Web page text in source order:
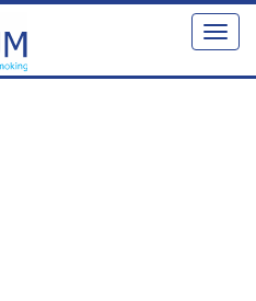
Toggle